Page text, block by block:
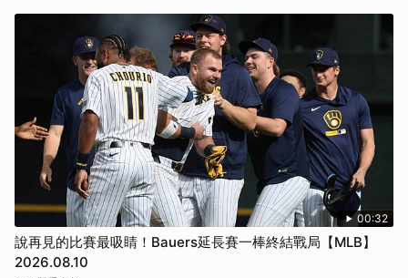
00:32
說再見的比賽最吸睛！Bauers延長賽一棒終結戰局【MLB】
2026.08.10